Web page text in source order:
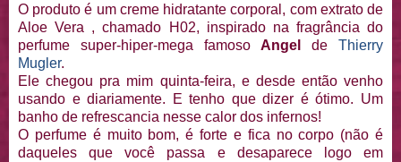
O produto é um creme hidratante corporal, com extrato de
Aloe Vera , chamado H02, inspirado na fragrância do
perfume super-hiper-mega famosoAngel deThierry
Mugler.
Ele chegou pra mim quinta-feira, e desde então venho
usando e diariamente. E tenho que dizer é ótimo. Um
banho de refrescancia nesse calor dos infernos!
O perfume é muito bom, é forte e fica no corpo (não é
daqueles que você passa e desaparece logo em